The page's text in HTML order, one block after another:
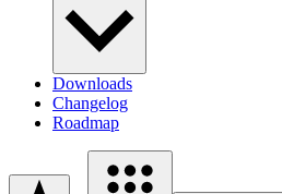
Downloads
Changelog
Roadmap